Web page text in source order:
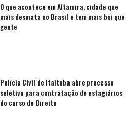
O que acontece em Altamira, cidade que
mais desmata no Brasil e tem mais boi que
gente
Polícia Civil de Itaituba abre processo
seletivo para contratação de estagiários
do curso de Direito